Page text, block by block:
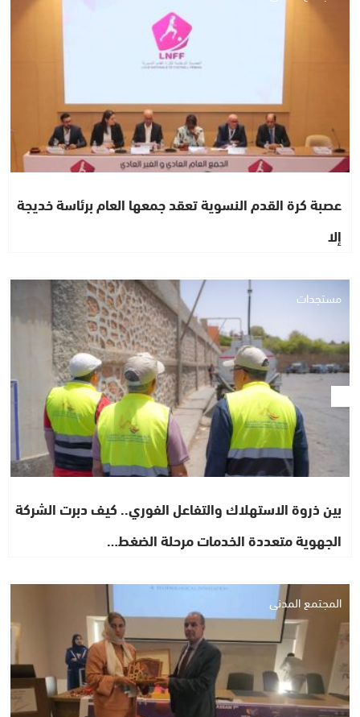
عصبة كرة القدم النسوية تعقد جمعها العام برئاسة خديجة
إلا
مستجدات
بين ذروة الاستهلاك والتفاعل الفوري.. كيف دبرت الشركة
الجهوية متعددة الخدمات مرحلة الضغط…
المجتمع المدني